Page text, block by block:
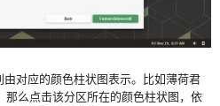
对应的颜色柱状图表示。比如薄荷君
么点击该分区所在的颜色柱状图，依